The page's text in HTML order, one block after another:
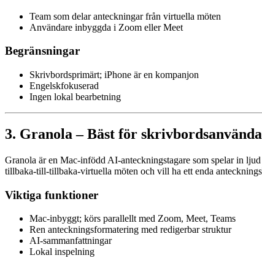
Team som delar anteckningar från virtuella möten
Användare inbyggda i Zoom eller Meet
Begränsningar
Skrivbordsprimärt; iPhone är en kompanjon
Engelskfokuserad
Ingen lokal bearbetning
3. Granola – Bäst för
Granola är en Mac-infödd AI-anteckningstagare som spelar in
tillbaka-till-tillbaka-virtuella möten och vill ha ett enda
Viktiga funktioner
Mac-inbyggt; körs parallellt med Zoom, Meet, Teams
Ren anteckningsformatering med redigerbar struktur
AI-sammanfattningar
Lokal inspelning